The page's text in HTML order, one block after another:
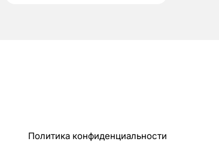
Политика конфиденциальности